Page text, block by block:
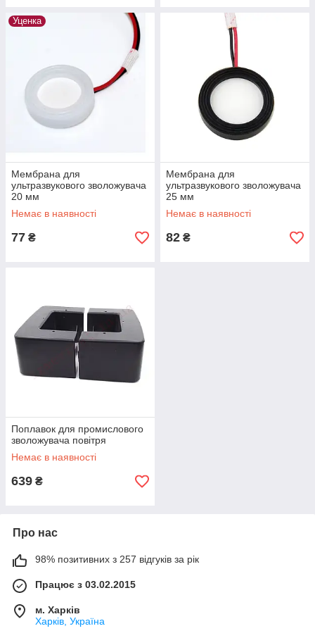
Уценка
Мембрана для
ультразвукового зволожувача
20 мм
Немає в наявності
77 ₴
Мембрана для
ультразвукового зволожувача
25 мм
Немає в наявності
82 ₴
Поплавок для промислового
зволожувача повітря
Немає в наявності
639 ₴
Про нас
98% позитивних з 257 відгуків за рік
Працює з 03.02.2015
м. Харків
Харків, Україна